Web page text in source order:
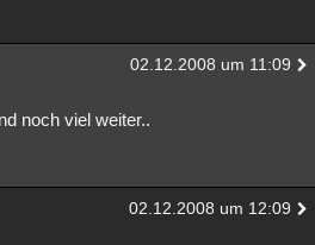
Allmystery English
Alle Neue
02.12.2008 um 11:09
noch viel weiter..
02.12.2008 um 12:09